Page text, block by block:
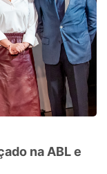
na ABL e